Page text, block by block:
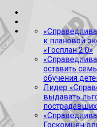
к плановой
«Госплан 2.0»
оставить
обучения
Лидер
выдавать
Госкомцен